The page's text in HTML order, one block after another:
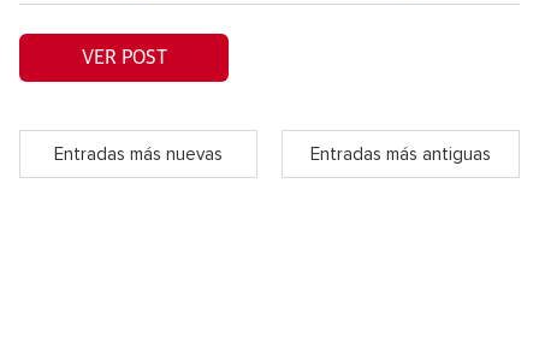
VER POST
Entradas más nuevas Entradas más antiguas